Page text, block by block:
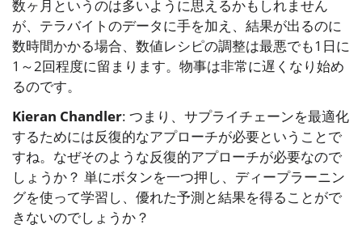
数ヶ月というのは多いように思えるかもしれません
が、テラバイトのデータに手を加え、結果が出るのに
数時間かかる場合、数値レシピの調整は最悪でも1日に
1～2回程度に留まります。物事は非常に遅くなり始め
るのです。
Kieran Chandler: つまり、サプライチェーンを最適化
するためには反復的なアプローチが必要ということで
すね。なぜそのような反復的アプローチが必要なので
しょうか？ 単にボタンを一つ押し、ディープラーニン
グを使って学習し、優れた予測と結果を得ることがで
きないのでしょうか？